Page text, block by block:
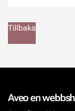
Tillbaka
Aveo en